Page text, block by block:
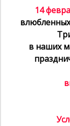
14
в наших